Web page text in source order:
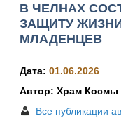
В ЧЕЛНАХ
ЗАЩИТУ
МЛАДЕНЦЕВ
Дата: 01.06.2026
Автор: Храм Космы
Все публикации